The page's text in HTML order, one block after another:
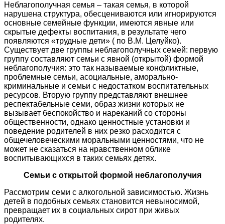
Неблагополучная семья – такая семья, в которой
нарушена структура, обесцениваются или игнорируются
основные семейные функции, имеются явные или
скрытые дефекты воспитания, в результате чего
появляются «трудные дети» ( по В.М. Целуйко).
Существует две группы неблагополучных семей: первую
группу составляют семьи с явной (открытой) формой
неблагополучия: это так называемые конфликтные,
проблемные семьи, асоциальные, аморально-
криминальные и семьи с недостатком воспитательных
ресурсов. Вторую группу представляют внешнее
респектабельные семи, образ жизни которых не
вызывает беспокойство и нареканий со стороны
общественности, однако ценностные установки и
поведение родителей в них резко расходится с
общечеловеческими моральными ценностями, что не
может не сказаться на нравственном облике
воспитывающихся в таких семьях детях.
Семьи с открытой формой неблагополучия
Рассмотрим семи с алкогольной зависимостью. Жизнь
детей в подобных семьях становится невыносимой,
превращает их в социальных сирот при живых
родителях.